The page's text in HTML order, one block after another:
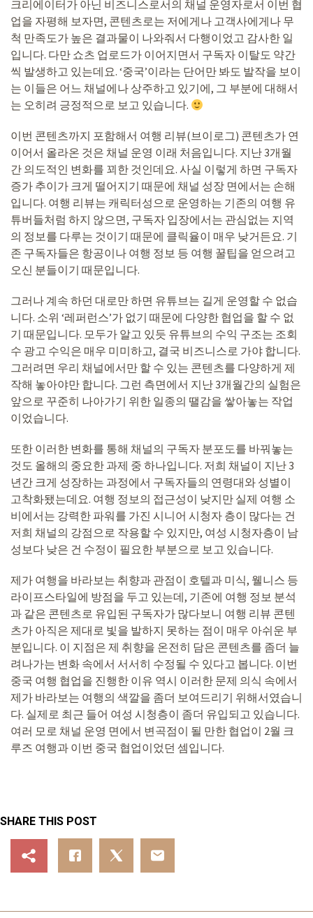
크리에이터가 아닌 비즈니스로서의 채널 운영자로서 이번 협
업을 자평해 보자면, 콘텐츠로는 저에게나 고객사에게나 무
척 만족도가 높은 결과물이 나와줘서 다행이었고 감사한 일
입니다. 다만 쇼츠 업로드가 이어지면서 구독자 이탈도 약간
씩 발생하고 있는데요. ‘중국’이라는 단어만 봐도 발작을 보이
는 이들은 어느 채널에나 상주하고 있기에, 그 부분에 대해서
는 오히려 긍정적으로 보고 있습니다.
이번 콘텐츠까지 포함해서 여행 리뷰(브이로그) 콘텐츠가 연
이어서 올라온 것은 채널 운영 이래 처음입니다. 지난 3개월
간 의도적인 변화를 꾀한 것인데요. 사실 이렇게 하면 구독자
증가 추이가 크게 떨어지기 때문에 채널 성장 면에서는 손해
입니다. 여행 리뷰는 캐릭터성으로 운영하는 기존의 여행 유
튜버들처럼 하지 않으면, 구독자 입장에서는 관심없는 지역
의 정보를 다루는 것이기 때문에 클릭율이 매우 낮거든요. 기
존 구독자들은 항공이나 여행 정보 등 여행 꿀팁을 얻으려고
오신 분들이기 때문입니다.
그러나 계속 하던 대로만 하면 유튜브는 길게 운영할 수 없습
니다. 소위 ‘레퍼런스’가 없기 때문에 다양한 협업을 할 수 없
기 때문입니다. 모두가 알고 있듯 유튜브의 수익 구조는 조회
수 광고 수익은 매우 미미하고, 결국 비즈니스로 가야 합니다.
그러려면 우리 채널에서만 할 수 있는 콘텐츠를 다양하게 제
작해 놓아야만 합니다. 그런 측면에서 지난 3개월간의 실험은
앞으로 꾸준히 나아가기 위한 일종의 땔감을 쌓아놓는 작업
이었습니다.
또한 이러한 변화를 통해 채널의 구독자 분포도를 바꿔놓는
것도 올해의 중요한 과제 중 하나입니다. 저희 채널이 지난 3
년간 크게 성장하는 과정에서 구독자들의 연령대와 성별이
고착화됐는데요. 여행 정보의 접근성이 낮지만 실제 여행 소
비에서는 강력한 파워를 가진 시니어 시청자 층이 많다는 건
저희 채널의 강점으로 작용할 수 있지만, 여성 시청자층이 남
성보다 낮은 건 수정이 필요한 부분으로 보고 있습니다.
제가 여행을 바라보는 취향과 관점이 호텔과 미식, 웰니스 등
라이프스타일에 방점을 두고 있는데, 기존에 여행 정보 분석
과 같은 콘텐츠로 유입된 구독자가 많다보니 여행 리뷰 콘텐
츠가 아직은 제대로 빛을 발하지 못하는 점이 매우 아쉬운 부
분입니다. 이 지점은 제 취향을 온전히 담은 콘텐츠를 좀더 늘
려나가는 변화 속에서 서서히 수정될 수 있다고 봅니다. 이번
중국 여행 협업을 진행한 이유 역시 이러한 문제 의식 속에서
제가 바라보는 여행의 색깔을 좀더 보여드리기 위해서였습니
다. 실제로 최근 들어 여성 시청층이 좀더 유입되고 있습니다.
여러 모로 채널 운영 면에서 변곡점이 될 만한 협업이 2월 크
루즈 여행과 이번 중국 협업이었던 셈입니다.
SHARE THIS POST